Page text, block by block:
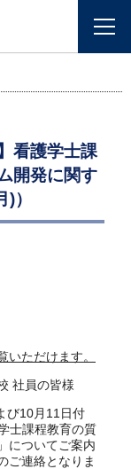
看護学士課
開発に関す
）
いただけます。
社員の皆様
び10月11日付
士課程教育の質
についてご案内
ご連絡となりま